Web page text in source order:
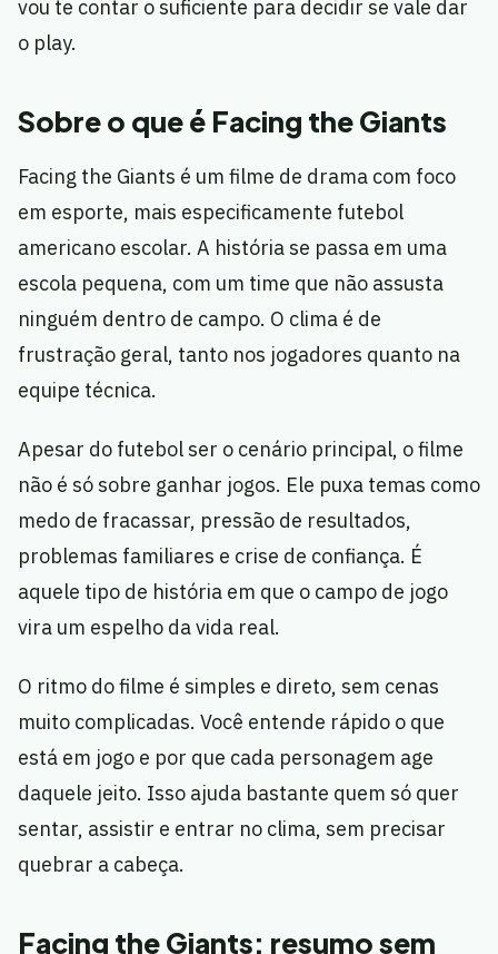
vou te contar o suficiente para decidir se vale dar
o play.
Sobre o que é Facing the Giants
Facing the Giants é um filme de drama com foco
em esporte, mais especificamente futebol
americano escolar. A história se passa em uma
escola pequena, com um time que não assusta
ninguém dentro de campo. O clima é de
frustração geral, tanto nos jogadores quanto na
equipe técnica.
Apesar do futebol ser o cenário principal, o filme
não é só sobre ganhar jogos. Ele puxa temas como
medo de fracassar, pressão de resultados,
problemas familiares e crise de confiança. É
aquele tipo de história em que o campo de jogo
vira um espelho da vida real.
O ritmo do filme é simples e direto, sem cenas
muito complicadas. Você entende rápido o que
está em jogo e por que cada personagem age
daquele jeito. Isso ajuda bastante quem só quer
sentar, assistir e entrar no clima, sem precisar
quebrar a cabeça.
Facing the Giants: resumo sem